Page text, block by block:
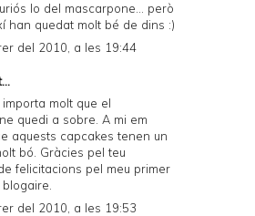
lo del mascarpone... però
han quedat molt bé de dins :)
del 2010, a les 19:44
molt que el
quedi a sobre. A mi em
aquests capcakes tenen un
bó. Gràcies pel teu
felicitacions pel meu primer
del 2010, a les 19:53